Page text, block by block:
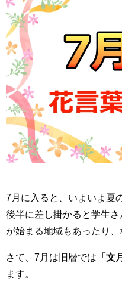
7月に入ると、いよいよ夏
後半に差し掛かると学生
が始まる地域もあったり、
さて、7月は旧暦では 「文
ます。